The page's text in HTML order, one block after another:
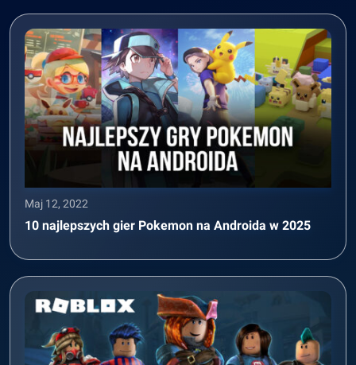
Maj 12, 2022
10 najlepszych gier Pokemon na Androida w 2025